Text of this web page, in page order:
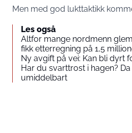
Men med god lukttaktikk
Les også
Altfor mange nordmenn
fikk etterregning på 1,5
Ny avgift på vei: Kan bli dyrt
Har du svarttrost i hagen?
umiddelbart